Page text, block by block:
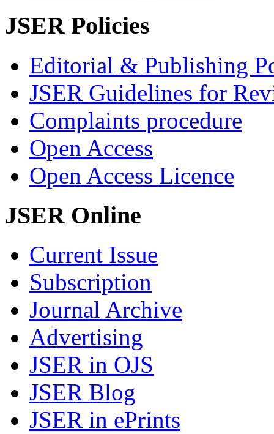
JSER Policies
Editorial & Publishing
JSER Guidelines for
Complaints procedure
Open Access
Open Access Licence
JSER Online
Current Issue
Subscription
Journal Archive
Advertising
JSER in OJS
JSER Blog
JSER in ePrints